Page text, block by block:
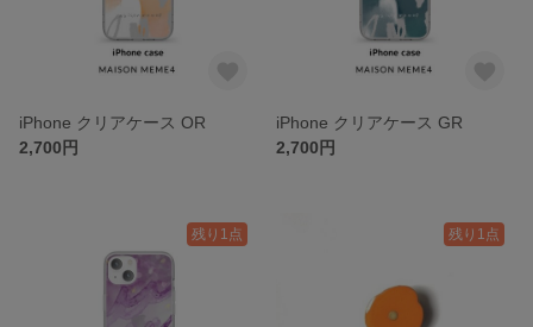
iPhone クリアケース OR
2,700円
iPhone クリアケース GR
2,700円
残り1点 残り1点